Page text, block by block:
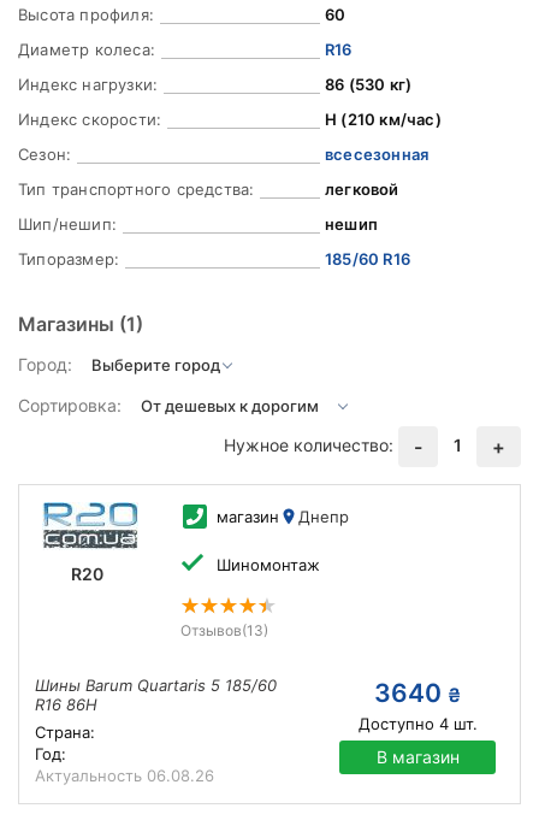
Высота профиля:
60
Диаметр колеса:
R16
Индекс нагрузки:
86 (530 кг)
Индекс скорости:
H (210 км/час)
Сезон:
всесезонная
Тип транспортного средства:
легковой
Шип/нешип:
нешип
Типоразмер:
185/60 R16
Магазины (1)
Город:
Сортировка:
Нужное количество:
- 1 +
R20
магазин Днепр
Шиномонтаж
Отзывов(13)
Шины Barum Quartaris 5 185/60
R16 86H
Страна:
Год:
Актуальность 06.08.26
3640 ₴
Доступно 4шт.
В магазин